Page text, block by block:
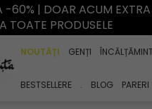
-60% | DOAR ACUM EXTRA
TOATE PRODUSELE
NOUTĂȚI GENȚI
BESTSELLERE . BLOG PARERI